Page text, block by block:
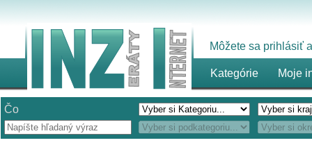
Môžete sa prihlásiť
Kategórie Moje
Čo